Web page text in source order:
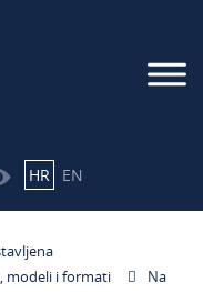
HR EN
modeli i formati
Na